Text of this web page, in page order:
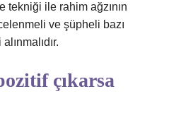
tekniği ile rahim ağzının
ve şüpheli bazı
çıkarsa